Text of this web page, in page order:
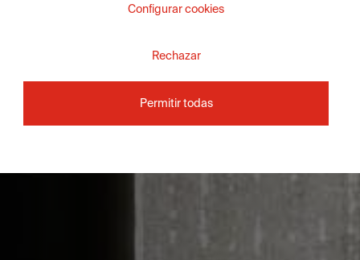
Configurar cookies
Rechazar
Permitir todas